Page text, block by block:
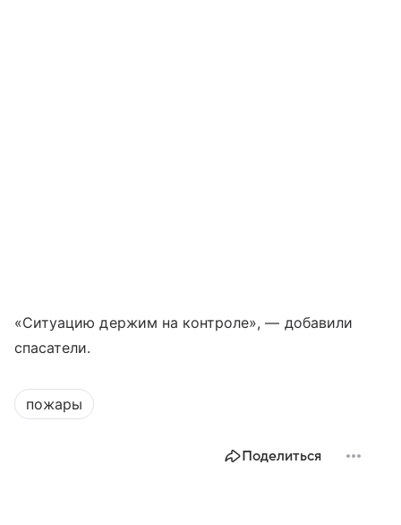
«Ситуацию держим на контроле», — добавили
спасатели.
пожары
Поделиться